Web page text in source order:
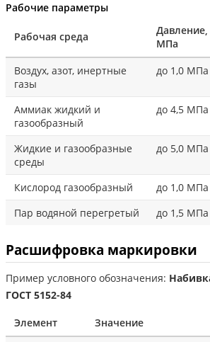
Рабочие параметры
Рабочая среда
Давление,
МПа
Воздух, азот, инертные
газы
до 1,0 МПа
Аммиак жидкий и
газообразный
до 4,5 МПа
Жидкие и газообразные
среды
до 5,0 МПа
Кислород газообразный до 1,0 МПа
Пар водяной перегретый
до 1,5 МПа
Расшифровка маркировки
Пример условного обозначения:
ГОСТ 5152-84
Элемент
Значение